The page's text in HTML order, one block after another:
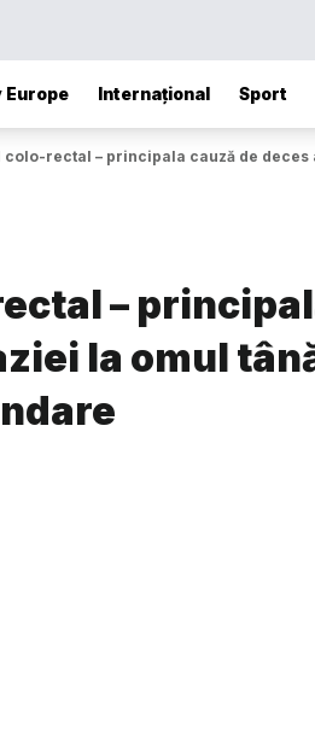
Europe Internațional Sport
colo-rectal – principala cauză de
–
la omul